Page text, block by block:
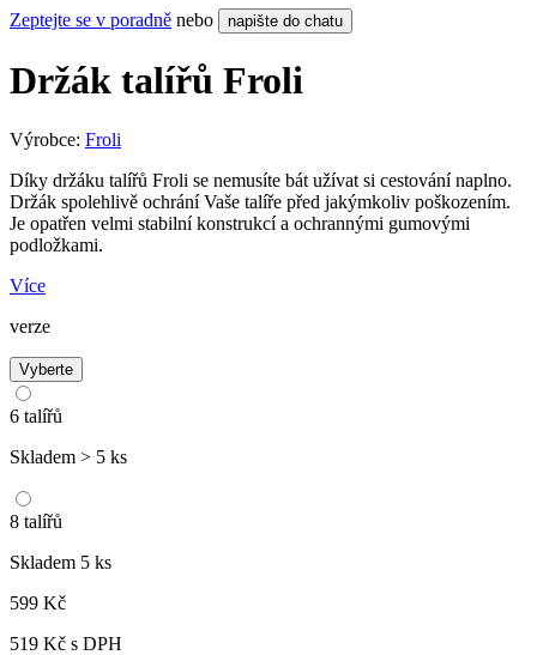
Zeptejte se v poradně nebo napište do chatu
Držák talířů Froli
Výrobce: Froli
Díky držáku talířů Froli se nemusíte bát užívat si cestování naplno.
Držák spolehlivě ochrání Vaše talíře před jakýmkoliv poškozením.
Je opatřen velmi stabilní konstrukcí a ochrannými gumovými
podložkami.
Více
verze
Vyberte
6 talířů
Skladem > 5 ks
8 talířů
Skladem 5 ks
599 Kč
519 Kč s DPH